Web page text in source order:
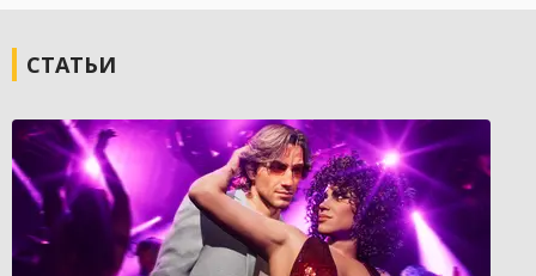
СТАТЬИ